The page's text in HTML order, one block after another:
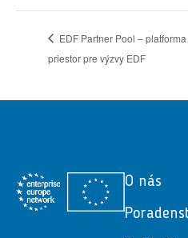
EDF Partner Pool –
priestor pre výzvy EDF
O nás